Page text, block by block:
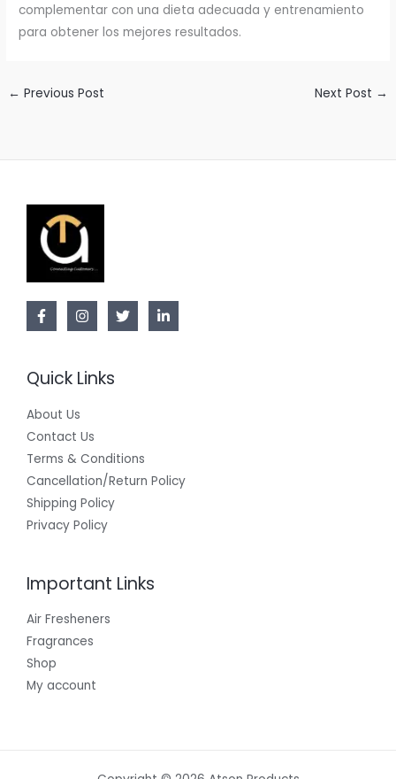
complementar con una dieta adecuada y entrenamiento
para obtener los mejores resultados.
← Previous Post Next Post →
Quick Links
About Us
Contact Us
Terms & Conditions
Cancellation/Return Policy
Shipping Policy
Privacy Policy
Important Links
Air Fresheners
Fragrances
Shop
My account